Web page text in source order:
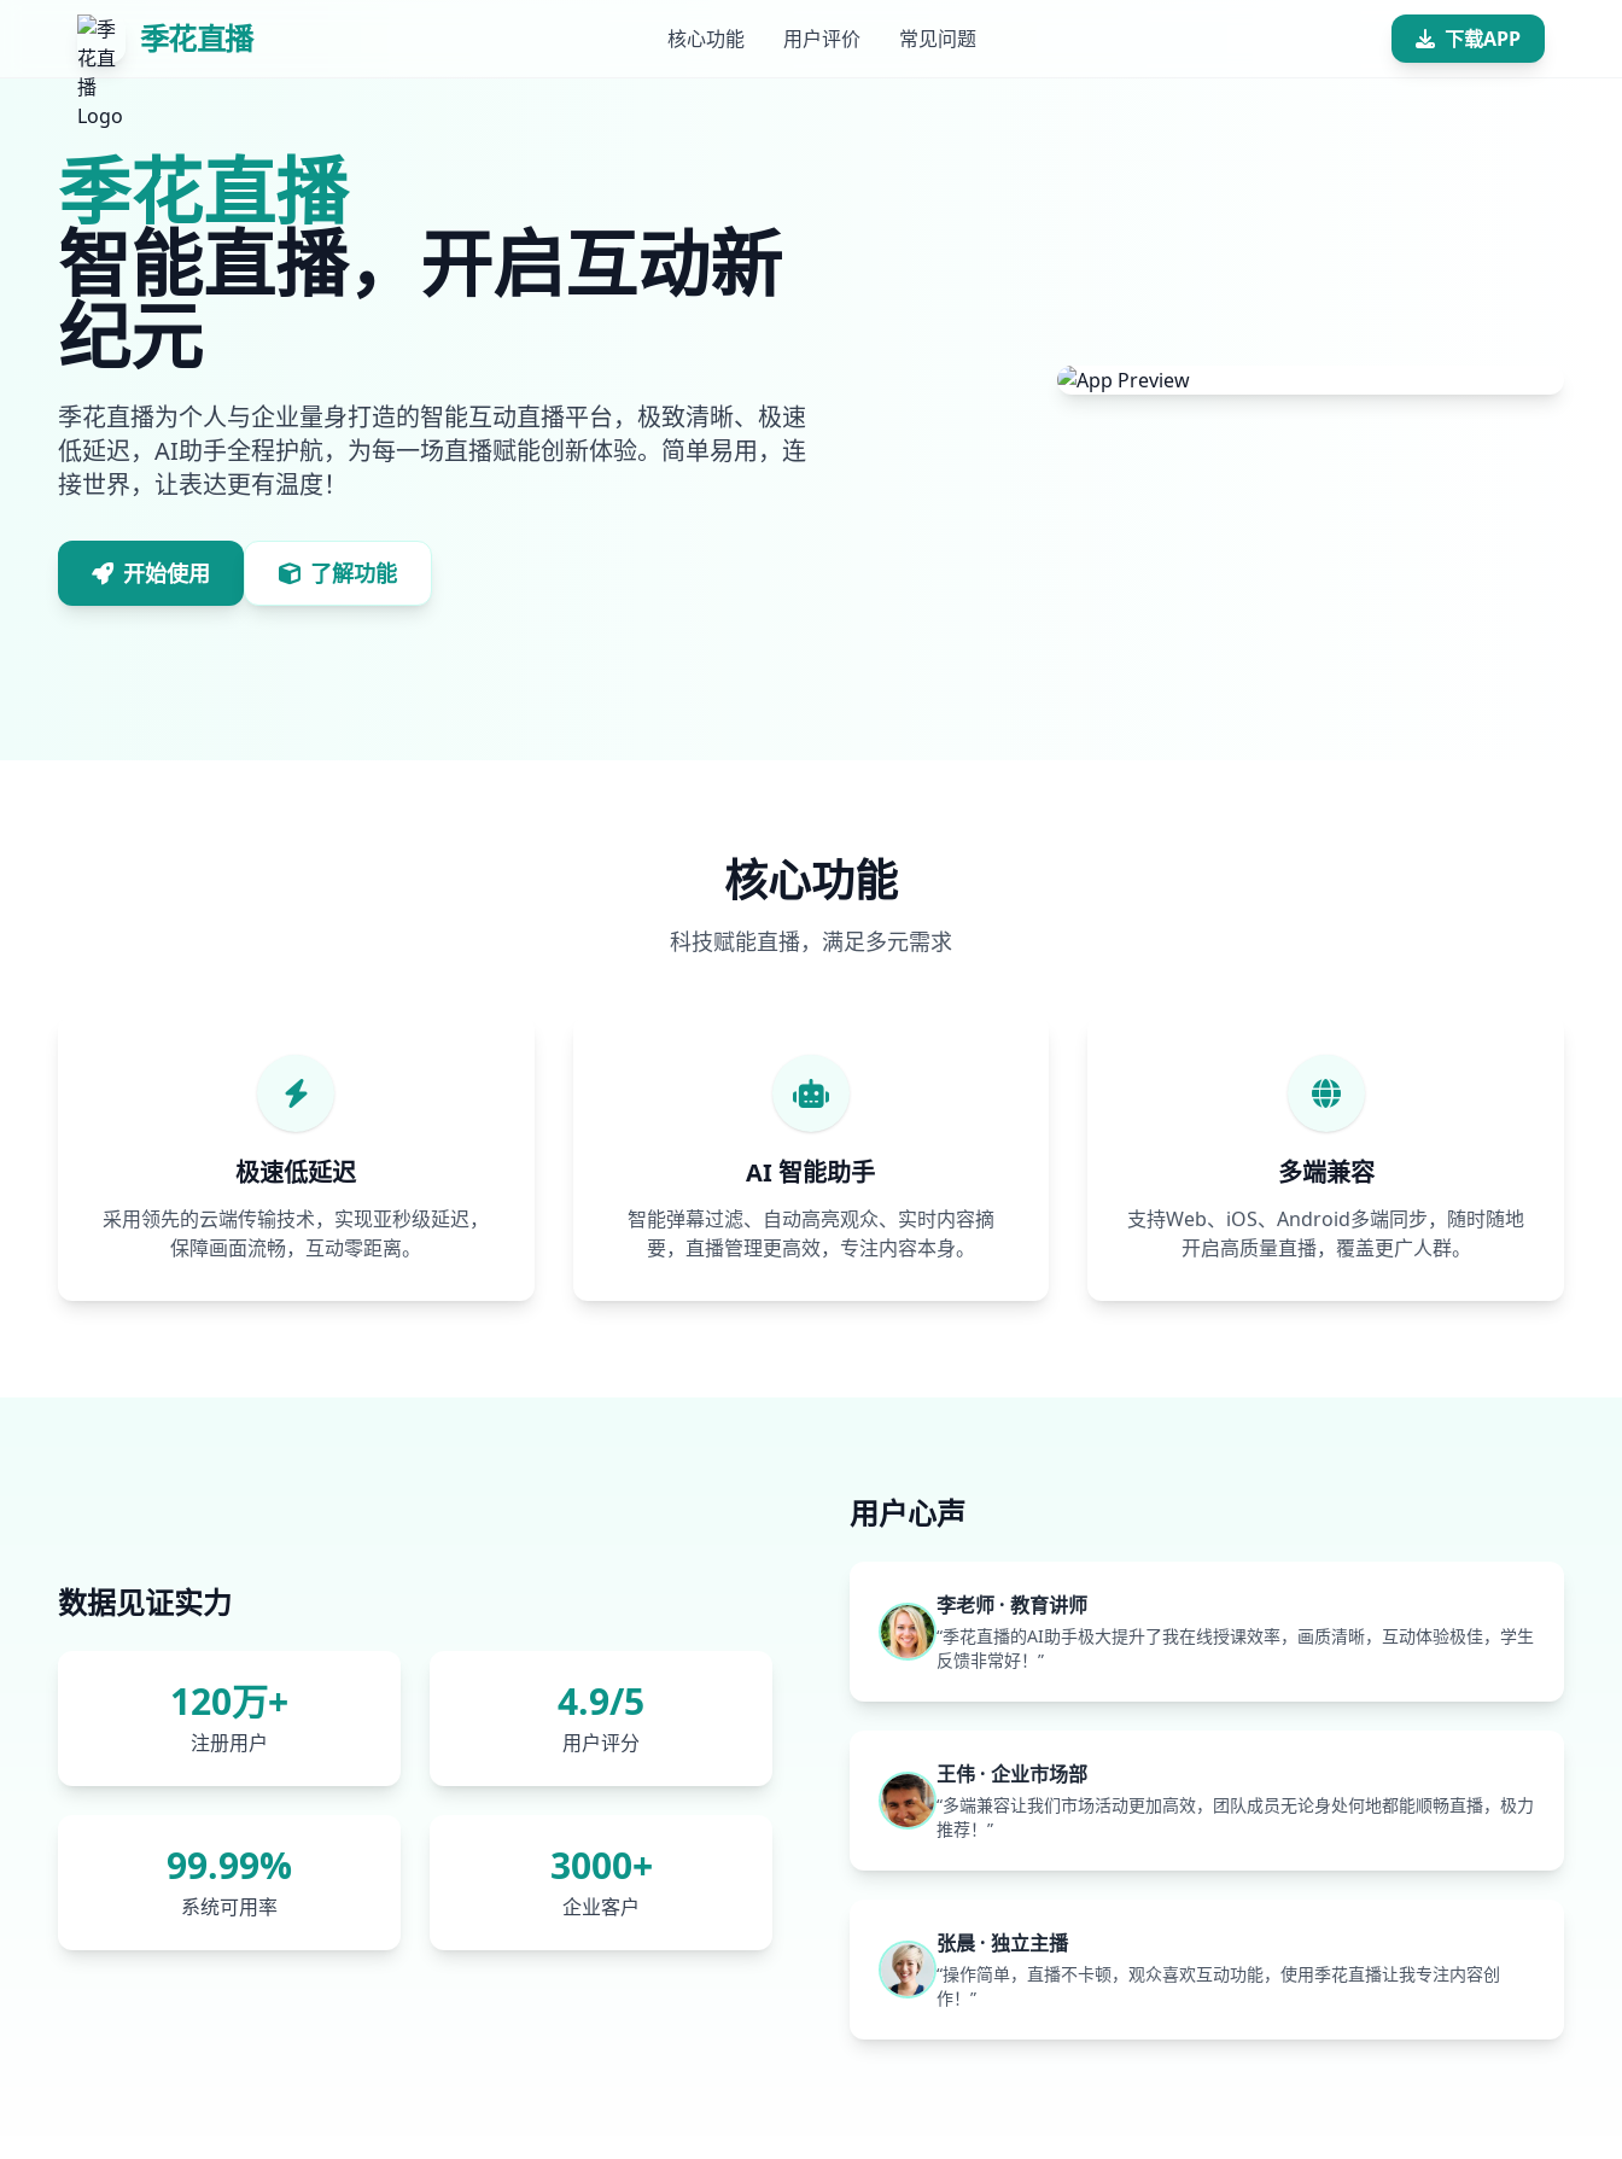
季花直播 核心功能 用户评价 常见问题 下载APP
季花直播
智能直播，开启互动新
纪元
季花直播为个人与企业量身打造的智能互动直播平台，极致清晰、极速
低延迟，AI助手全程护航，为每一场直播赋能创新体验。简单易用，连
接世界，让表达更有温度！
开始使用 了解功能
核心功能
科技赋能直播，满足多元需求
极速低延迟
采用领先的云端传输技术，实现亚秒级延迟，
保障画面流畅，互动零距离。
AI 智能助手
智能弹幕过滤、自动高亮观众、实时内容摘
要，直播管理更高效，专注内容本身。
多端兼容
支持Web、iOS、Android多端同步，随时随地
开启高质量直播，覆盖更广人群。
数据见证实力
120万+
注册用户
4.9/5
用户评分
99.99%
系统可用率
3000+
企业客户
用户心声
李老师 · 教育讲师
“季花直播的AI助手极大提升了我在线授课效率，画质清晰，互动体验极佳，学生
反馈非常好！”
王伟 · 企业市场部
“多端兼容让我们市场活动更加高效，团队成员无论身处何地都能顺畅直播，极力
推荐！”
张晨 · 独立主播
“操作简单，直播不卡顿，观众喜欢互动功能，使用季花直播让我专注内容创
作！”